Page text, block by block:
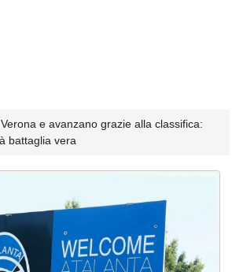
e avanzano grazie alla classifica:
battaglia vera